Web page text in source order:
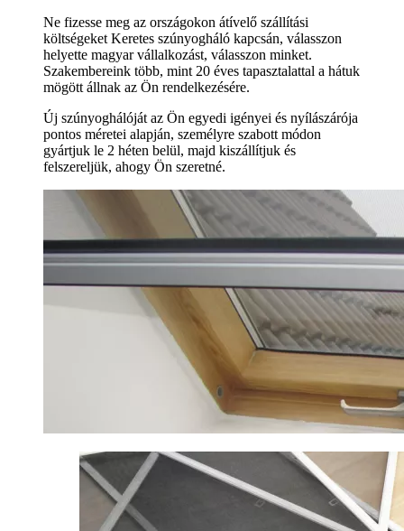
Ne fizesse meg az országokon átívelő szállítási
költségeket Keretes szúnyogháló kapcsán, válasszon
helyette magyar vállalkozást, válasszon minket.
Szakembereink több, mint 20 éves tapasztalattal a hátuk
mögött állnak az Ön rendelkezésére.
Új szúnyoghálóját az Ön egyedi igényei és nyílászárója
pontos méretei alapján, személyre szabott módon
gyártjuk le 2 héten belül, majd kiszállítjuk és
felszereljük, ahogy Ön szeretné.